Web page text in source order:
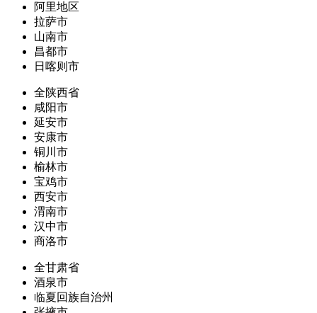
阿里地区
拉萨市
山南市
昌都市
日喀则市
全陕西省
咸阳市
延安市
安康市
铜川市
榆林市
宝鸡市
西安市
渭南市
汉中市
商洛市
全甘肃省
酒泉市
临夏回族自治州